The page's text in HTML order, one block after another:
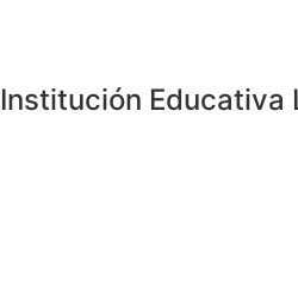
Institución Educativa